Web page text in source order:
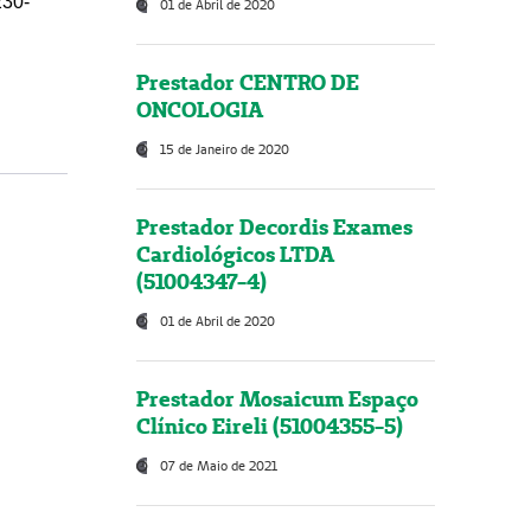
01 de Abril de 2020
Prestador CENTRO DE
ONCOLOGIA
15 de Janeiro de 2020
Prestador Decordis Exames
Cardiológicos LTDA
(51004347-4)
01 de Abril de 2020
Prestador Mosaicum Espaço
Clínico Eireli (51004355-5)
07 de Maio de 2021